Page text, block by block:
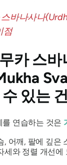
카 스바
있는
연습하는 것은
, 어깨, 팔에 깊은
세와 정렬 개선에